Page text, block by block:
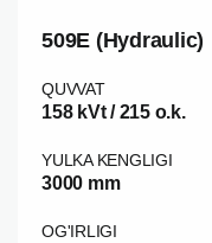
509E (Hydraulic)
QUVVAT
158 kVt / 215 o.k.
YULKA KENGLIGI
3000 mm
OG'IRLIGI